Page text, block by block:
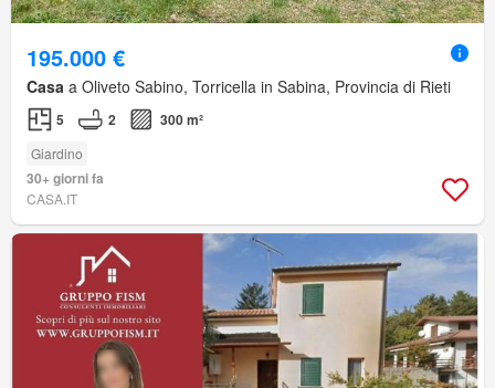
195.000 €
Casa a Oliveto Sabino, Torricella in Sabina, Provincia di Rieti
5 2 300 m²
Giardino
30+ giorni fa
CASA.IT